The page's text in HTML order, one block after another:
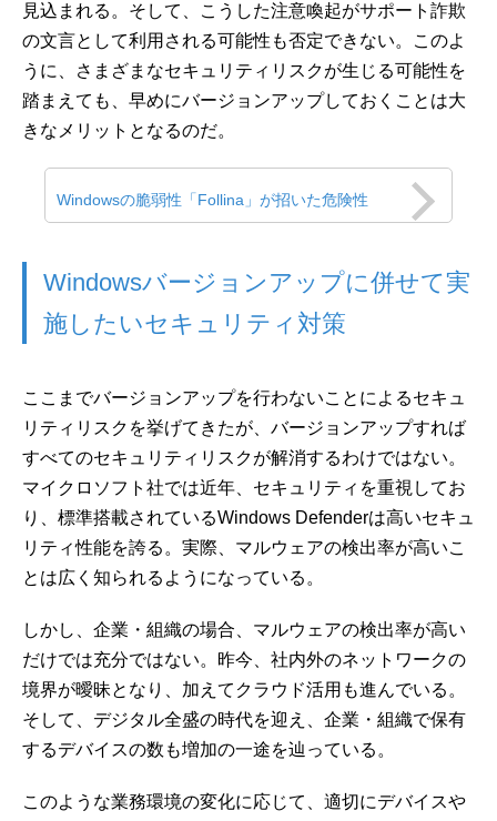
見込まれる。そして、こうした注意喚起がサポート詐欺
の文言として利用される可能性も否定できない。このよ
うに、さまざまなセキュリティリスクが生じる可能性を
踏まえても、早めにバージョンアップしておくことは大
きなメリットとなるのだ。
Windowsの脆弱性「Follina」が招いた危険性
Windowsバージョンアップに併せて実
施したいセキュリティ対策
ここまでバージョンアップを行わないことによるセキュ
リティリスクを挙げてきたが、バージョンアップすれば
すべてのセキュリティリスクが解消するわけではない。
マイクロソフト社では近年、セキュリティを重視してお
り、標準搭載されているWindows Defenderは高いセキュ
リティ性能を誇る。実際、マルウェアの検出率が高いこ
とは広く知られるようになっている。
しかし、企業・組織の場合、マルウェアの検出率が高い
だけでは充分ではない。昨今、社内外のネットワークの
境界が曖昧となり、加えてクラウド活用も進んでいる。
そして、デジタル全盛の時代を迎え、企業・組織で保有
するデバイスの数も増加の一途を辿っている。
このような業務環境の変化に応じて、適切にデバイスや